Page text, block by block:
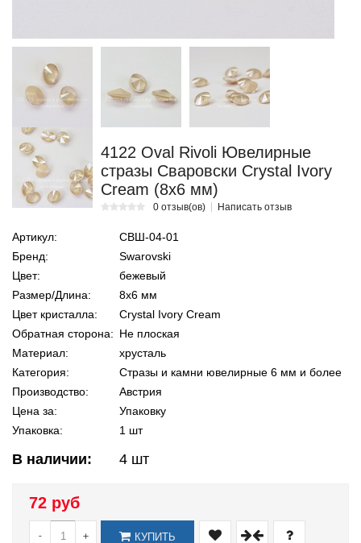
4122 Oval Rivoli Ювелирные
стразы Сваровски Crystal Ivory
Cream (8х6 мм)
0 отзыв(ов) Написать отзыв
Артикул:
СВШ-04-01
Бренд:
Swarovski
Цвет:
бежевый
Размер/Длина:
8х6 мм
Цвет кристалла:
Crystal Ivory Cream
Обратная сторона: Не плоская
Материал:
хрусталь
Категория:
Стразы и камни ювелирные 6 мм и более
Производство:
Австрия
Цена за:
Упаковку
Упаковка:
1 шт
В наличии: 4 шт
72 руб
- + КУПИТЬ